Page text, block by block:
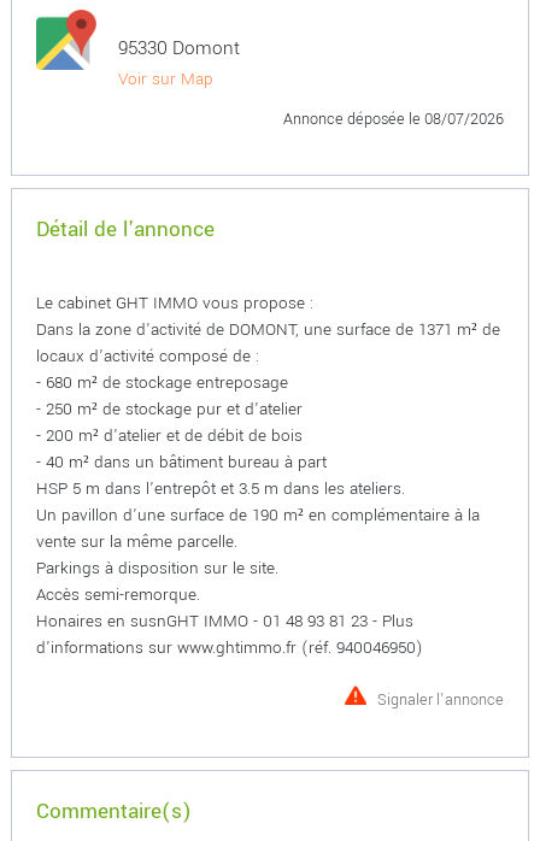
95330 Domont
Voir sur Map
Annonce déposée le 08/07/2026
Détail de l'annonce
Le cabinet GHT IMMO vous propose :
Dans la zone d'activité de DOMONT, une surface de 1371 m² de
locaux d'activité composé de :
- 680 m² de stockage entreposage
- 250 m² de stockage pur et d'atelier
- 200 m² d'atelier et de débit de bois
- 40 m² dans un bâtiment bureau à part
HSP 5 m dans l'entrepôt et 3.5 m dans les ateliers.
Un pavillon d'une surface de 190 m² en complémentaire à la
vente sur la même parcelle.
Parkings à disposition sur le site.
Accès semi-remorque.
Honaires en susnGHT IMMO - 01 48 93 81 23 - Plus
d'informations sur www.ghtimmo.fr (réf. 940046950)
Signaler l'annonce
Commentaire(s)